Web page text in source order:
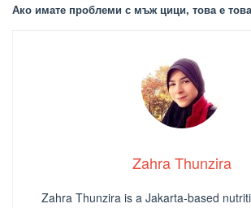
Ако имате проблеми с мъж цици, това е
Zahra Thunzira
Zahra Thunzira is a Jakarta-based